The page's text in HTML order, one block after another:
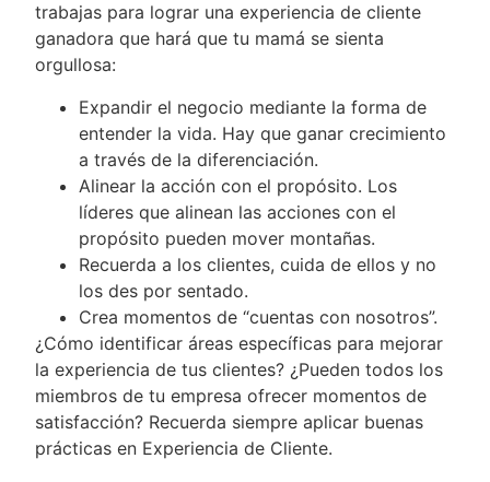
trabajas para lograr una experiencia de cliente
ganadora que hará que tu mamá se sienta
orgullosa:
Expandir el negocio mediante la forma de
entender la vida. Hay que ganar crecimiento
a través de la diferenciación.
Alinear la acción con el propósito. Los
líderes que alinean las acciones con el
propósito pueden mover montañas.
Recuerda a los clientes, cuida de ellos y no
los des por sentado.
Crea momentos de “cuentas con nosotros”.
¿Cómo identificar áreas específicas para mejorar
la experiencia de tus clientes? ¿Pueden todos los
miembros de tu empresa ofrecer momentos de
satisfacción? Recuerda siempre aplicar buenas
prácticas en Experiencia de Cliente.